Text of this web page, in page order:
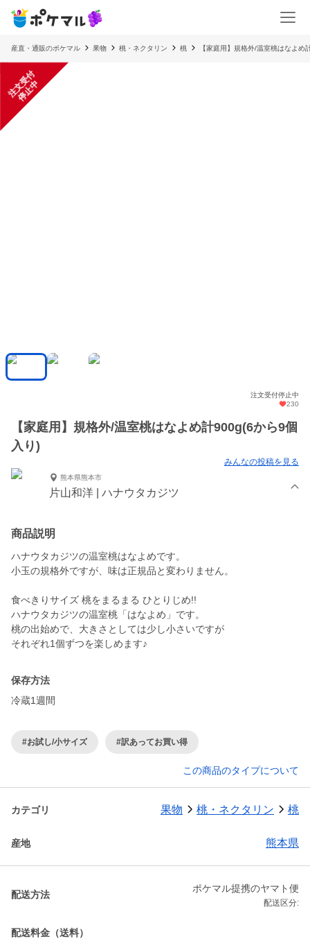
産直・通販のポケマル 果物 桃・ネクタリン 桃 【家庭用】規格外/温室桃はなよめ
注
文
受
付
停
止
中
注文受付停止中
230
【家庭用】規格外/温室桃はなよめ計900g(6から9個
入り)
みんなの投稿を見る
熊本県熊本市
片山和洋 | ハナウタカジツ
商品説明
ハナウタカジツの温室桃はなよめです。
小玉の規格外ですが、味は正規品と変わりません。
食べきりサイズ 桃をまるまる ひとりじめ!!
ハナウタカジツの温室桃「はなよめ」です。
桃の出始めで、大きさとしては少し小さいですが
それぞれ1個ずつを楽しめます♪
保存方法
冷蔵1週間
#お試し/小サイズ #訳あってお買い得
この商品のタイプについて
カテゴリ 果物 桃・ネクタリン 桃
産地 熊本県
配送方法
ポケマル提携のヤマト便
配送区分:
配送料金（送料）